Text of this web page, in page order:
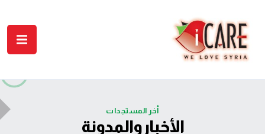
أخر المستجدات
الأخبار والمدونة